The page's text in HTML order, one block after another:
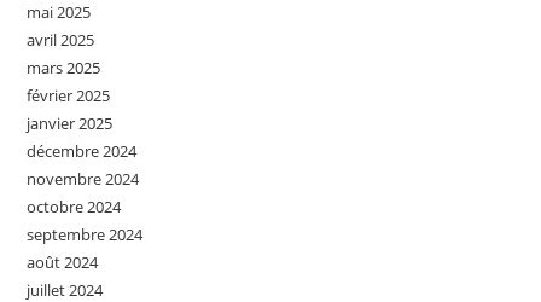
mai 2025
avril 2025
mars 2025
février 2025
janvier 2025
décembre 2024
novembre 2024
octobre 2024
septembre 2024
août 2024
juillet 2024